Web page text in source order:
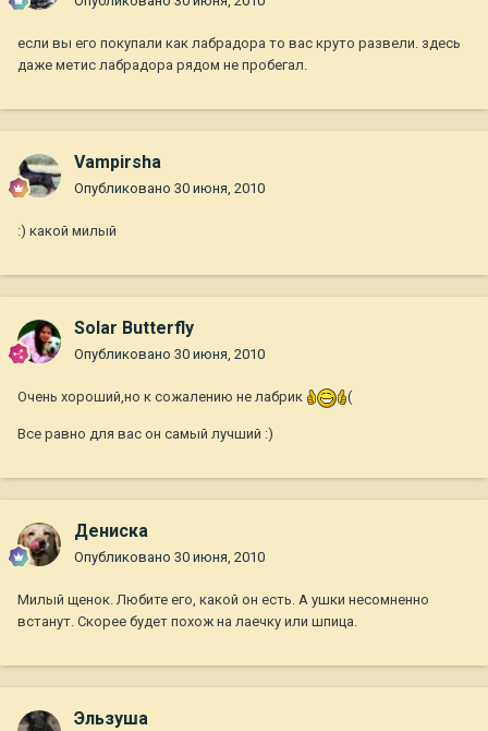
если вы его покупали как лабрадора то вас круто развели. здесь
даже метис лабрадора рядом не пробегал.
Vampirsha
Опубликовано 30 июня, 2010
:) какой милый
Solar Butterfly
Опубликовано 30 июня, 2010
Очень хороший,но к сожалению не лабрик (
Все равно для вас он самый лучший :)
Дениска
Опубликовано 30 июня, 2010
Милый щенок. Любите его, какой он есть. А ушки несомненно
встанут. Скорее будет похож на лаечку или шпица.
Эльзуша